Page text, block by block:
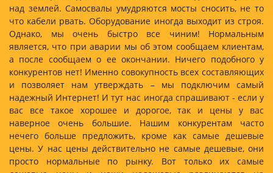
над землей. Самосвалы умудряются мосты сносить, не то
что кабели рвать. Оборудование иногда выходит из строя.
Однако, мы очень быстро все чиним! Нормальным
является, что при аварии мы об этом сообщаем клиентам,
а после сообщаем о ее окончании. Ничего подобного у
конкурентов нет! Именно совокупность всех составляющих
и позволяет нам утверждать – мы подключим самый
надежный Интернет! И тут нас иногда спрашивают - если у
вас все такое хорошее и дорогое, так и цены у вас
наверное очень большие. Нашим конкурентам часто
нечего больше предложить, кроме как самые дешевые
цены. У нас цены действительно не самые дешевые, они
просто нормальные по рынку. Вот только их самые